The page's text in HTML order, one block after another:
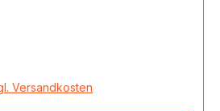
Versandkosten